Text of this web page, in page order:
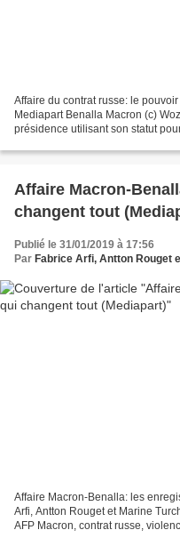
Affaire du contrat russe: le
Mediapart Benalla Macron (c)
présidence utilisant son statut
Affaire Macron-
changent tout
Publié le 31/01/2019 à 17:56
Par Fabrice Arfi, Antton Rouget
Affaire Macron-Benalla: les
Arfi, Antton Rouget et Marine
AFP Macron, contrat russe,